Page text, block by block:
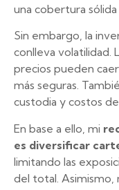
una cobertura
Sin embargo, la
conlleva volatilidad.
precios pueden
más seguras.
custodia y costos
En base a ello, mi
es diversificar
limitando las
del total. Asimismo,